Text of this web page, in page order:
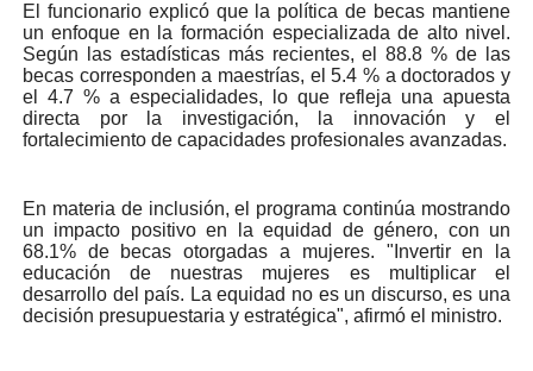
El funcionario explicó que la política de becas mantiene
un enfoque en la formación especializada de alto nivel.
Según las estadísticas más recientes, el 88.8 % de las
becas corresponden a maestrías, el 5.4 % a doctorados y
el 4.7 % a especialidades, lo que refleja una apuesta
directa por la investigación, la innovación y el
fortalecimiento de capacidades profesionales avanzadas.
En materia de inclusión, el programa continúa mostrando
un impacto positivo en la equidad de género, con un
68.1% de becas otorgadas a mujeres. "Invertir en la
educación de nuestras mujeres es multiplicar el
desarrollo del país. La equidad no es un discurso, es una
decisión presupuestaria y estratégica", afirmó el ministro.